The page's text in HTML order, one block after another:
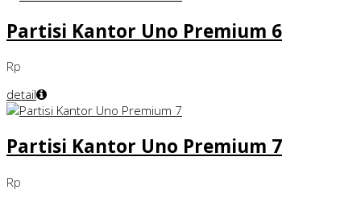
Partisi Kantor Uno Premium 6
Rp
detail
Partisi Kantor Uno Premium 7
Rp